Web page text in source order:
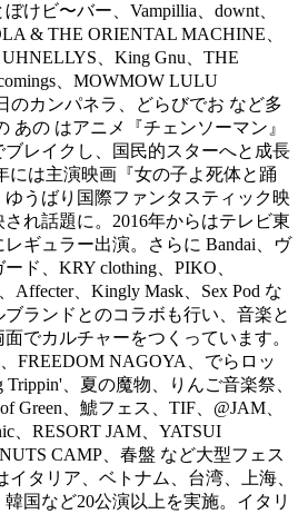
けビ〜バー、Vampillia、downt、
& THE ORIENTAL MACHINE、
、King Gnu、THE
、MOWMOW LULU
のカンパネラ、どらびでお など多
あの はアニメ『チェンソーマン』
レイクし、国民的スターへと成長
には主演映画『女の子よ死体と踊
うばり国際ファンタスティック映
れ話題に。2016年からはテレビ東
ギュラー出演。さらに Bandai、ヴ
ド、KRY clothing、PIKO、
Affecter、Kingly Mask、Sex Pod な
ランドとのコラボも行い、音楽と
でカルチャーをつくっています。
FREEDOM NAGOYA、でらロッ
Trippin'、夏の魔物、りんご音楽祭、
Green、鯱フェス、TIF、@JAM、
、RESORT JAM、YATSUI
CAMP、春盤 など大型フェス
イタリア、ベトナム、台湾、上海、
国など20公演以上を実施。イタリ